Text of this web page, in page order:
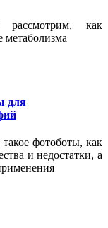
как
метаболизма
для
фотоботы, как
и недостатки, а